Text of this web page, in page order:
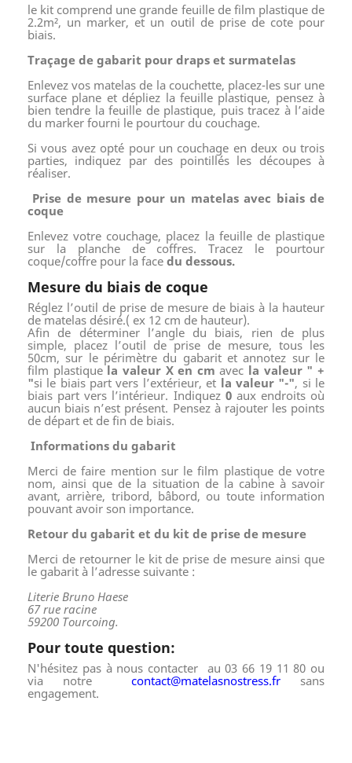
le kit comprend une grande feuille de film plastique de
2.2m², un marker, et un outil de prise de cote pour
biais.
Traçage de gabarit pour draps et surmatelas
Enlevez vos matelas de la couchette, placez-les sur une
surface plane et dépliez la feuille plastique, pensez à
bien tendre la feuille de plastique, puis tracez à l’aide
du marker fourni le pourtour du couchage.
Si vous avez opté pour un couchage en deux ou trois
parties, indiquez par des pointillés les découpes à
réaliser.
Prise de mesure pour un matelas avec biais de
coque
Enlevez votre couchage, placez la feuille de plastique
sur la planche de coffres. Tracez le pourtour
coque/coffre pour la face du dessous.
Mesure du biais de coque
Réglez l’outil de prise de mesure de biais à la hauteur
de matelas désiré.( ex 12 cm de hauteur).
Afin de déterminer l’angle du biais, rien de plus
simple, placez l’outil de prise de mesure, tous les
50cm, sur le périmètre du gabarit et annotez sur le
film plastiquela valeur X en cm avec la valeur " +
"si le biais part vers l’extérieur, et la valeur "-", si le
biais part vers l’intérieur. Indiquez 0aux endroits où
aucun biais n’est présent. Pensez à rajouter les points
de départ et de fin de biais.
Informations du gabarit
Merci de faire mention sur le film plastique de votre
nom, ainsi que de la situation de la cabine à savoir
avant, arrière, tribord, bâbord, ou toute information
pouvant avoir son importance.
Retour du gabarit et du kit de prise de mesure
Merci de retourner le kit de prise de mesure ainsi que
le gabarit à l’adresse suivante :
Literie Bruno Haese
67 rue racine
59200 Tourcoing.
Pour toute question:
N'hésitez pas à nous contacter au 03 66 19 11 80 ou
via notre contact@matelasnostress.fr sans
engagement.